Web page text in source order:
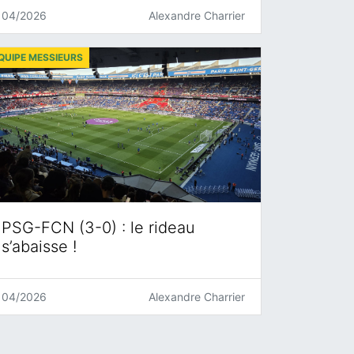
04/2026 Alexandre Charrier
PSG-FCN (3-0) : le rideau
s’abaisse !
MESSIEURS
04/2026 Alexandre Charrier